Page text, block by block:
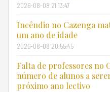
2026-08-08 21:13:47
Incêndio no Cazenga
um ano de idade
2026-08-08 20:55:45
Falta de professores no
número de alunos a
próximo ano lectivo